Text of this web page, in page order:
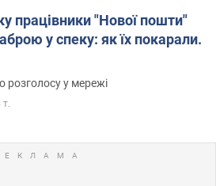
працівники "Нової пошти"
у спеку: як їх покарали.
розголосу у мережі
т.